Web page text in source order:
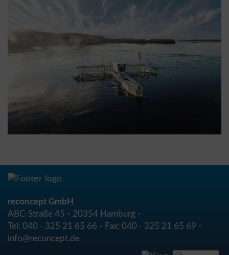
reconcept GmbH
ABC-Straße 45
20354 Hamburg
Tel: 040 - 325 21 65 66 Fax: 040 - 325 21 65 69
info@reconcept.de